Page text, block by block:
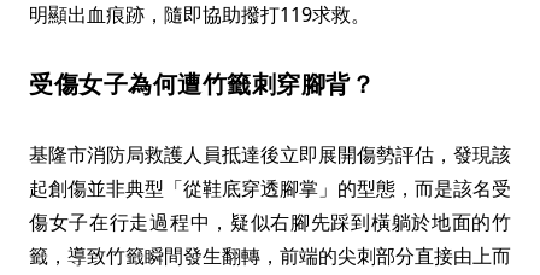
明顯出血痕跡，隨即協助撥打119求救。
受傷女子為何遭竹籤刺穿腳背？
基隆市消防局救護人員抵達後立即展開傷勢評估，發現該
起創傷並非典型「從鞋底穿透腳掌」的型態，而是該名受
傷女子在行走過程中，疑似右腳先踩到橫躺於地面的竹
籤，導致竹籤瞬間發生翻轉，前端的尖刺部分直接由上而